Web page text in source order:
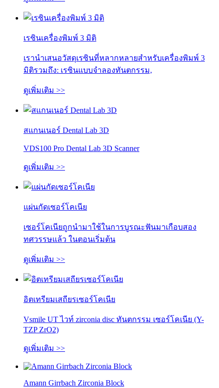
เรซินเครื่องพิมพ์ 3 มิติ
เรานำเสนอวัสดุเรซินที่หลากหลายสำหรับเครื่องพิมพ์ 3
มิติรวมถึง: เรซินแบบจำลองทันตกรรม,
ดูเพิ่มเติม >>
สแกนเนอร์ Dental Lab 3D
VDS100 Pro Dental Lab 3D Scanner
ดูเพิ่มเติม >>
แผ่นกัดเซอร์โคเนีย
เซอร์โคเนียถูกนำมาใช้ในการบูรณะฟันมาเกือบสอง
ทศวรรษแล้ว ในตอนเริ่มต้น
ดูเพิ่มเติม >>
อิตเทรียมเสถียรเซอร์โคเนีย
Vsmile UT ไวท์ zirconia disc ทันตกรรม เซอร์โคเนีย (Y-
TZP ZrO2)
ดูเพิ่มเติม >>
Amann Girrbach Zirconia Block